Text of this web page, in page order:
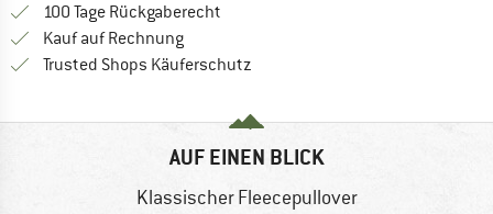
100 Tage Rückgaberecht
Kauf auf RechnungFinde die Zahlungs-Infos hier! Öffnet
Trusted Shops Käuferschutz
AUF EINEN BLICK
Klassischer Fleecepullover